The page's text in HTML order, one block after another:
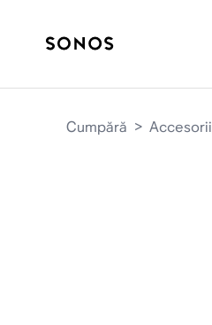
Cumpără > Accesorii